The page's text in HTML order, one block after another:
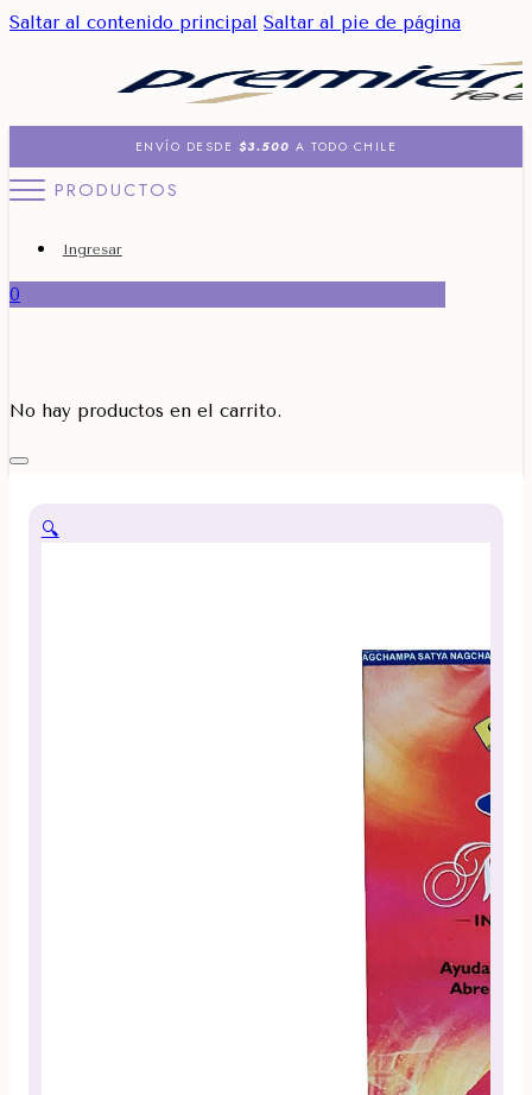
Saltar al contenido principal Saltar al pie de página
ENVÍO DESDE $3.500 A TODO CHILE
PRODUCTOS
Ingresar
0
No hay productos en el carrito.
🔍